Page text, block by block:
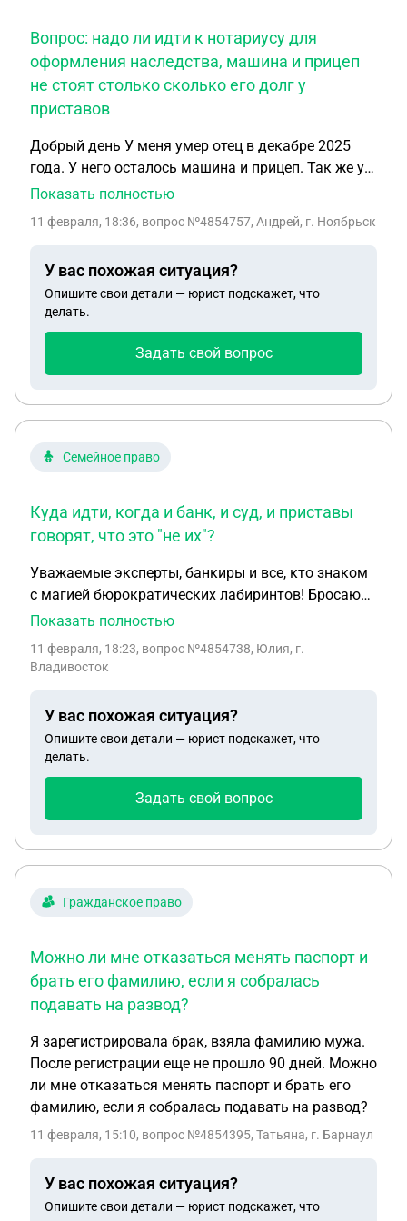
Вопрос: надо ли идти к нотариусу для
оформления наследства, машина и прицеп
не стоят столько сколько его долг у
приставов
Добрый день У меня умер отец в декабре 2025
года. У него осталось машина и прицеп. Так же у
приставов долг 140 т. Руб. Дом в котором он жил
идти к нотариусу для оформления наследства,
долг у приставов. Без вступления в наследство
могут ли что-то отнять от дома т.к. он там
проживал с мамой?
Показать полностью
11 февраля, 18:36, вопрос №4854757, Андрей, г. Ноябрьск
У вас похожая ситуация?
Опишите свои детали — юрист подскажет, что
делать.
Задать свой вопрос
Семейное право
Куда идти, когда и банк, и суд, и приставы
говорят, что это "не их"?
Уважаемые эксперты, банкиры и все, кто знаком
с магией бюрократических лабиринтов! Бросаю
клич о помощи, ибо, кажется, мой банковский
арестовал суд, и он ушел в глубокую медитацию,
уже тянет на сериал с элементами абсурдной
комедии и щепоткой отчаяния. Представьте себе:
вы честно закрываете все обязательства,
вздыхаете с облегчением и строите планы. А
потом оказывается, что где-то в цифровых
финансовая репутация взята в призрачный
чувство беспомощности, когда ты делаешь всё
тебя не знаем». Мой квест начался, как и
полагается, в офисе ВТБ. Мне мило предложили
побеспокоить судебных приставов. Что ж, я
приятная девушка, которая, казалось, искренне
хотела помочь. Она перерыла все архивы и
сообщила потрясающую новость: этого дела у
них НЕТ. Никакого. Ноль. Её совет звучал как луч
надежды: «Обратитесь в мировой суд № 70».
встретил меня не дружелюбием, а стеной
холодного, почти презрительного нежелания
Показать полностью
11 февраля, 18:23, вопрос №4854738, Юлия, г.
Владивосток
У вас похожая ситуация?
Опишите свои детали — юрист подскажет, что
делать.
Задать свой вопрос
Гражданское право
Можно ли мне отказаться менять паспорт и
брать его фамилию, если я собралась
подавать на развод?
Я зарегистрировала брак, взяла фамилию мужа.
После регистрации еще не прошло 90 дней. Можно
ли мне отказаться менять паспорт и брать его
фамилию, если я собралась подавать на развод?
11 февраля, 15:10, вопрос №4854395, Татьяна, г. Барнаул
У вас похожая ситуация?
Опишите свои детали — юрист подскажет, что